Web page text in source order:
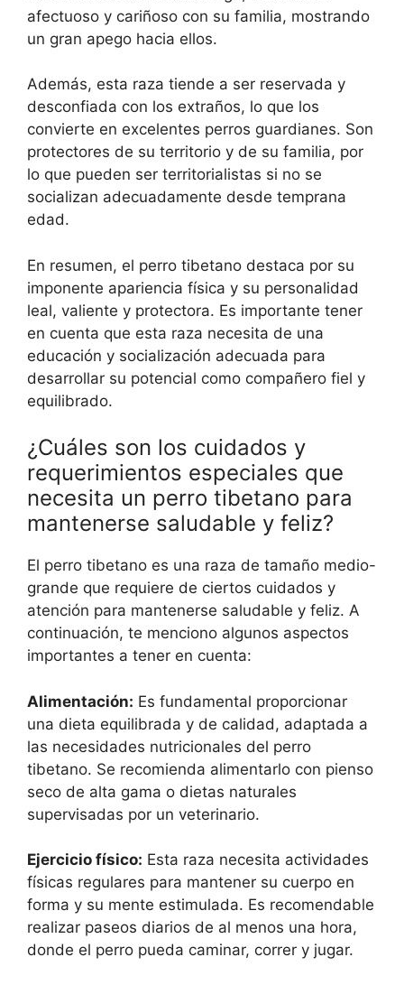
afectuoso y cariñoso con su familia, mostrando
un gran apego hacia ellos.
Además, esta raza tiende a ser reservada y
desconfiada con los extraños, lo que los
convierte en excelentes perros guardianes. Son
protectores de su territorio y de su familia, por
lo que pueden ser territorialistas si no se
socializan adecuadamente desde temprana
edad.
En resumen, el perro tibetano destaca por su
imponente apariencia física y su personalidad
leal, valiente y protectora. Es importante tener
en cuenta que esta raza necesita de una
educación y socialización adecuada para
desarrollar su potencial como compañero fiel y
equilibrado.
¿Cuáles son los cuidados y
requerimientos especiales que
necesita un perro tibetano para
mantenerse saludable y feliz?
El perro tibetano es una raza de tamaño medio-
grande que requiere de ciertos cuidados y
atención para mantenerse saludable y feliz. A
continuación, te menciono algunos aspectos
importantes a tener en cuenta:
Alimentación: Es fundamental proporcionar
una dieta equilibrada y de calidad, adaptada a
las necesidades nutricionales del perro
tibetano. Se recomienda alimentarlo con pienso
seco de alta gama o dietas naturales
supervisadas por un veterinario.
Ejercicio físico: Esta raza necesita actividades
físicas regulares para mantener su cuerpo en
forma y su mente estimulada. Es recomendable
realizar paseos diarios de al menos una hora,
donde el perro pueda caminar, correr y jugar.